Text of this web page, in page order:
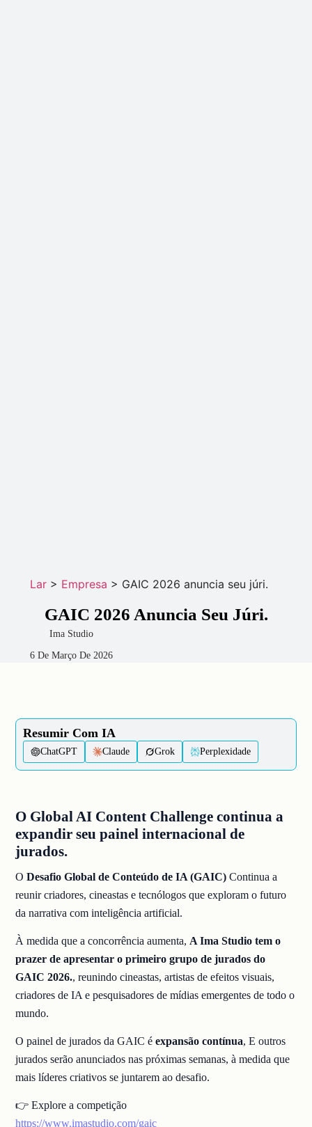
Lar> Empresa > GAIC 2026 anuncia seu júri.
GAIC 2026 Anuncia Seu Júri.
Ima Studio
6 De Março De 2026
Resumir Com IA
ChatGPT Claude Grok Perplexidade
O Global AI Content Challenge continua a
expandir seu painel internacional de
jurados.
ODesafio Global de Conteúdo de IA (GAIC) Continua a
reunir criadores, cineastas e tecnólogos que exploram o futuro
da narrativa com inteligência artificial.
À medida que a concorrência aumenta, A Ima Studio tem o
prazer de apresentar o primeiro grupo de jurados do
GAIC 2026., reunindo cineastas, artistas de efeitos visuais,
criadores de IA e pesquisadores de mídias emergentes de todo o
mundo.
O painel de jurados da GAIC éexpansão contínua, E outros
jurados serão anunciados nas próximas semanas, à medida que
mais líderes criativos se juntarem ao desafio.
👉 Explore a competição
https://www.imastudio.com/gaic